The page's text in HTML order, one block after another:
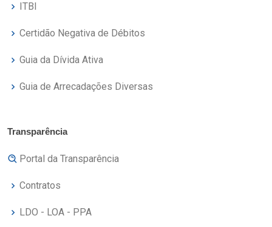
ITBI
Certidão Negativa de Débitos
Guia da Dívida Ativa
Guia de Arrecadações Diversas
Transparência
Portal da Transparência
Contratos
LDO - LOA - PPA